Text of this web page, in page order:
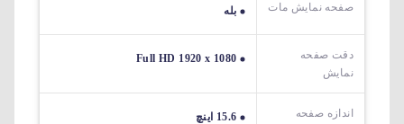
صفحه نمایش مات بله
دقت صفحه
نمایش
Full HD 1920 x 1080
اندازه صفحه
15.6 اینچ